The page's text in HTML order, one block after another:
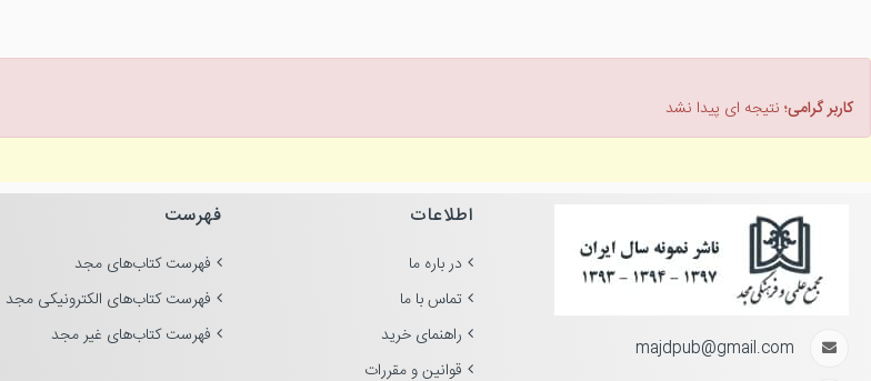
کاربر گرامی؛ نتیجه ای پیدا نشد
majdpub@gmail.com
اطلاعات
در باره ما
تماس با ما
راهنمای خرید
قوانین و مقررات
فهرست
فهرست کتاب‌های مجد
فهرست کتاب‌های الکترونیکی مجد
فهرست کتاب‌های غیر مجد